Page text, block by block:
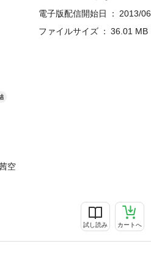
空
試し読み カートへ
電子版配信開始日
2013/
ファイルサイズ
36.01 MB